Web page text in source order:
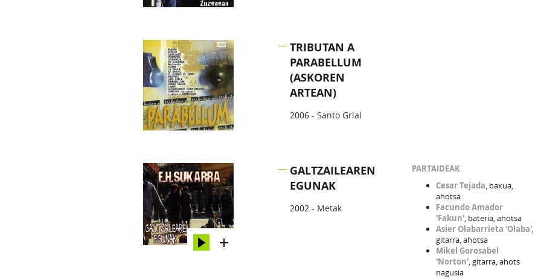
TRIBUTAN A
PARABELLUM
(ASKOREN
ARTEAN)
2006 - Santo Grial
GALTZAILEAREN
EGUNAK
2002 - Metak
PARTAIDEAK
Cesar Tejada, baxua,
ahotsa
Facundo Amador
'Fakun', bateria, ahotsa
Asier Olabarrieta 'Olaba',
gitarra, ahotsa
Mikel Gorosabel
'Norton', gitarra, ahots
nagusia